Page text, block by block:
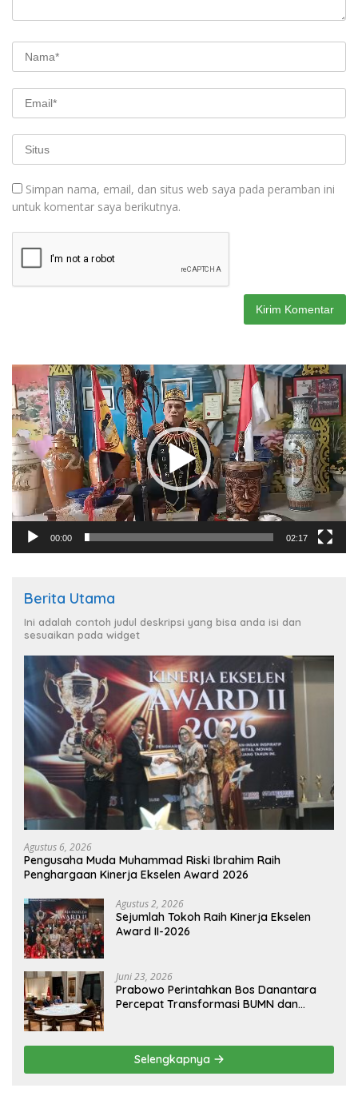
Simpan nama, email, dan situs web saya pada peramban ini
untuk komentar saya berikutnya.
Pemutar
Video
00:00 02:17
Berita Utama
Ini adalah contoh judul deskripsi yang bisa anda isi dan
sesuaikan pada widget
Agustus 6, 2026
Pengusaha Muda Muhammad Riski Ibrahim Raih
Penghargaan Kinerja Ekselen Award 2026
Agustus 2, 2026
Sejumlah Tokoh Raih Kinerja Ekselen
Award II-2026
Juni 23, 2026
Prabowo Perintahkan Bos Danantara
Percepat Transformasi BUMN dan
Selengkapnya